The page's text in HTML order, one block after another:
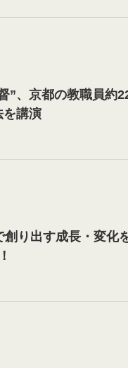
”、京都の教職員約
を講演
り出す成長・変化